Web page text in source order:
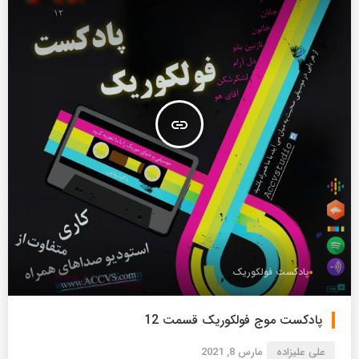
insert_link
پادکست فولکوریک
پادکست موج فولکوریک قسمت 12
علی علیزاده مارس 8, 2021